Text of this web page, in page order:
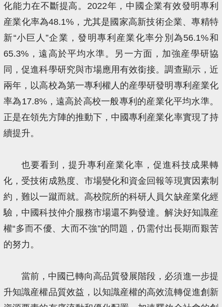
化能力在不斷提高。2022年，中國企業有效發明專利
産業化率為48.1%，尤其是國家高新技術企業、專精特
新“小巨人”企業，發明專利産業化率分別為56.1%和
65.3%，遠高於平均水準。另一方面，加強産學研協
同，促進科學研究與市場應用有效銜接。調查顯示，近
兩年，以高校為第一專利權人的産學研發明專利産業化
率為17.8%，遠高於高校一般專利的産業化平均水準。
正是在領先方陣的推動下，中國專利産業化率實現了持
續提升。
也要看到，提升專利産業化率，促進科技成果轉
化，受技術成熟度、市場變化和資金回報等現實因素制
約，難以一蹴而就。高校院所的科研人員欠缺産業化經
驗，中國科技仲介服務市場還不夠發達。解決好知識産
權“多而不優、大而不強”的問題，仍需付出長期而艱苦
的努力。
當前，中國已轉向高品質發展階段，必須進一步提
升知識産權品質效益，以知識産權的高效流轉促進創新